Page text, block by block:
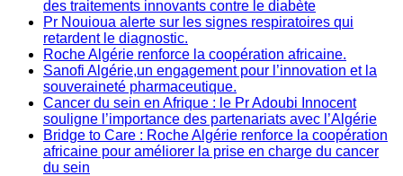
des traitements innovants contre le diabète
Pr Nouioua alerte sur les signes respiratoires qui
retardent le diagnostic.
Roche Algérie renforce la coopération africaine.
Sanofi Algérie,un engagement pour l’innovation et la
souveraineté pharmaceutique.
Cancer du sein en Afrique : le Pr Adoubi Innocent
souligne l’importance des partenariats avec l’Algérie
Bridge to Care : Roche Algérie renforce la coopération
africaine pour améliorer la prise en charge du cancer
du sein